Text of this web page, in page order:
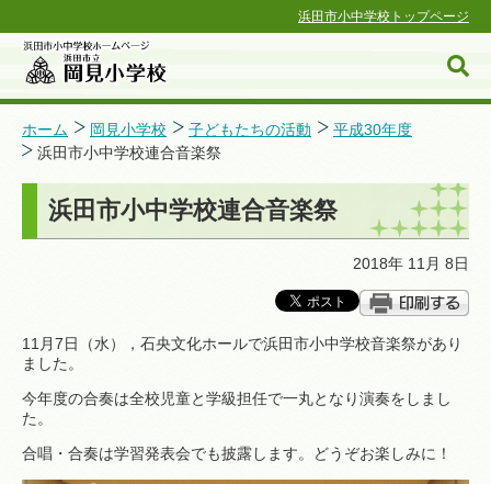
浜田市小中学校トップページ
浜田市小中学校ホームページ
ホーム 岡見小学校 子どもたちの活動
平成30年度
浜田市小中学校連合音楽祭
浜田市小中学校連合音楽祭
2018年 11月 8日
11月7日（水），石央文化ホールで浜田市小中学校音楽祭があり
ました。
今年度の合奏は全校児童と学級担任で一丸となり演奏をしまし
た。
合唱・合奏は学習発表会でも披露します。どうぞお楽しみに！